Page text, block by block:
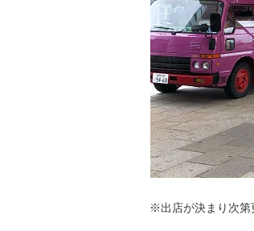
※出店が決まり次第